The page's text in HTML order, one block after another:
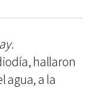
hallaron
agua, a la